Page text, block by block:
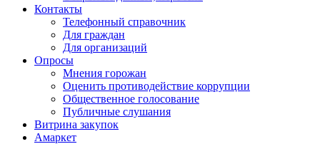
Контакты
Телефонный справочник
Для граждан
Для организаций
Опросы
Мнения горожан
Оценить противодействие коррупции
Общественное голосование
Публичные слушания
Витрина закупок
Амаркет